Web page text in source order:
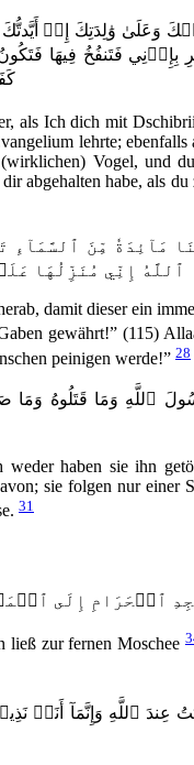
وَعَلَىٰ وَٰلِدَتِكَ إِذۡ
فَتَنفُخُ
als Ich dich mit
lehrte;
Vogel, und
abgehalten habe, als
ٱللَّهُ إِنِّي مُنَزِّلُهَا
damit dieser ein
gewährt!” (115)
peinigen werde!” 28
وَمَا قَتَلُوهُ
haben sie ihn
sie folgen nur einer
31
ٱلۡحَرَامِ إِلَى
ließ zur fernen Moschee